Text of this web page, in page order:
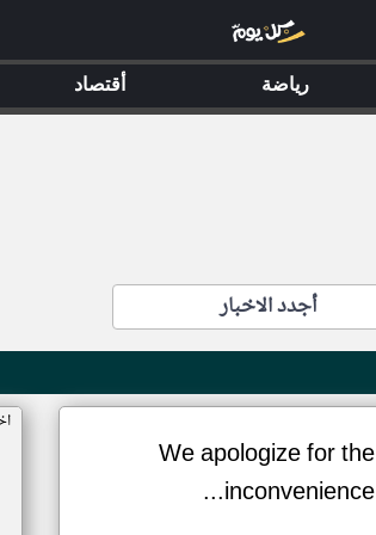
أجدد الاخبار
We apologize for the
inconvenience...
رياضة أقتصاد